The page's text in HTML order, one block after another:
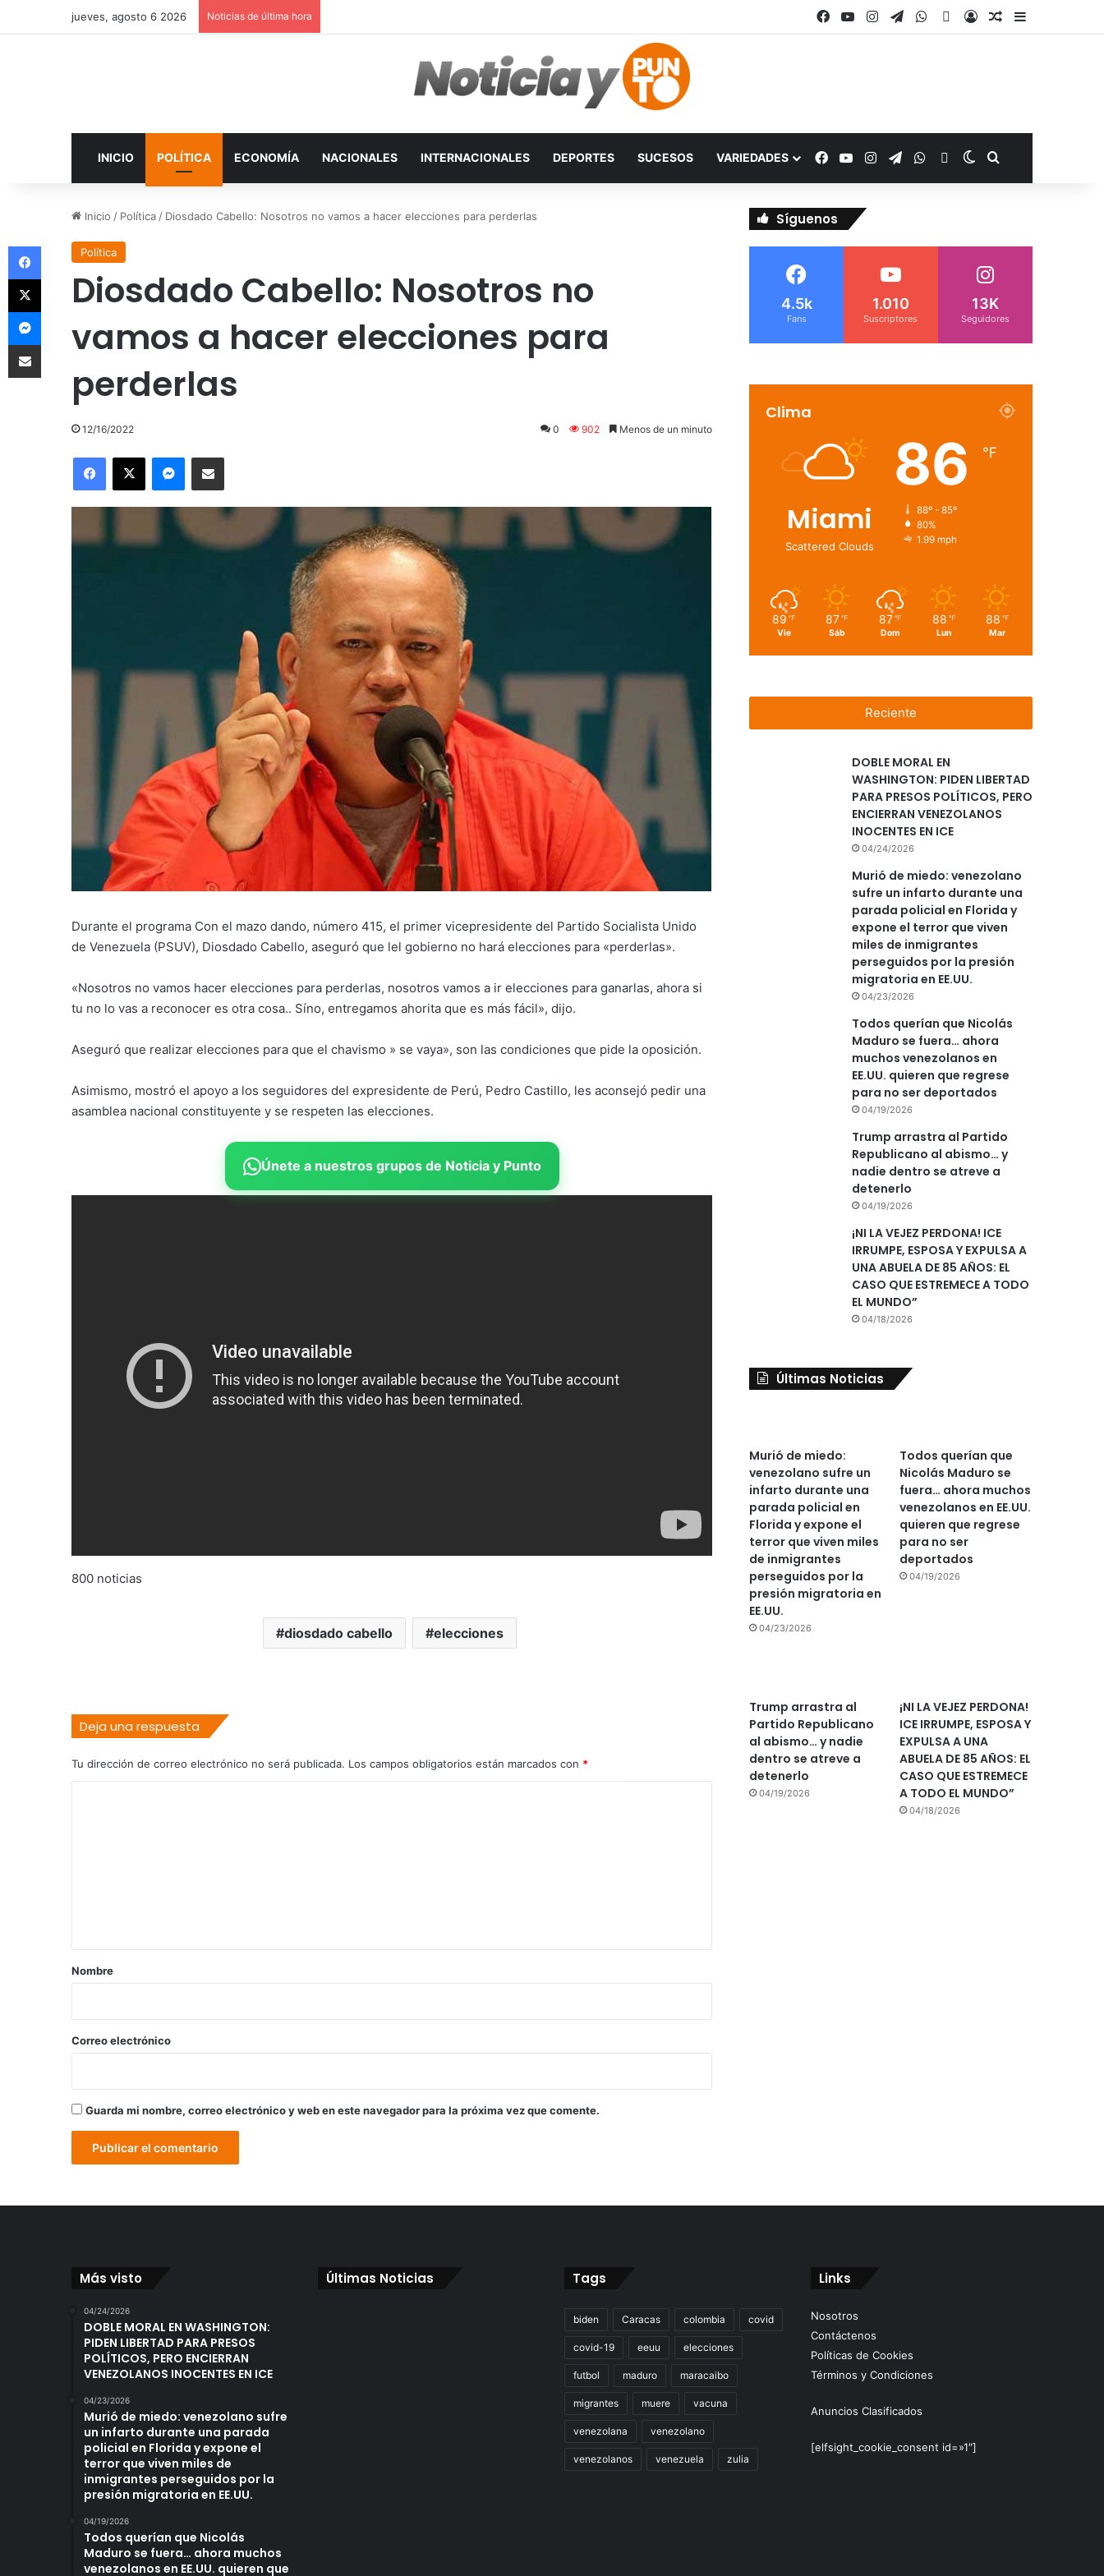
jueves, agosto 6 2026 Noticias de última hora Facebook
YouTubeInstagram
TelegramWhatsApp
Google Noticias
AccesoPublicación al
Barra lateral
INICIO POLÍTICA ECONOMÍA NACIONALES INTERNACIONALES DEPORTES SUCESOS VARIEDADES Facebook
YouTubeInstagram
TelegramWhatsAppGoogle Noticias
Switch skin
Inicio / Política / Diosdado Cabello: Nosotros no vamos a hacer elecciones para perderlas
Política
Diosdado Cabello: Nosotros no
vamos a hacer elecciones para
perderlas
12/16/2022 0 902 Menos de un minuto
Facebook
X MessengerCompartir por correo electrónico
Durante el programa Con el mazo dando, número 415, el primer vicepresidente del Partido Socialista Unido
de Venezuela (PSUV), Diosdado Cabello, aseguró que lel gobierno no hará elecciones para «perderlas».
«Nosotros no vamos hacer elecciones para perderlas, nosotros vamos a ir elecciones para ganarlas, ahora si
tu no lo vas a reconocer es otra cosa.. Síno, entregamos ahorita que es más fácil», dijo.
Aseguró que realizar elecciones para que el chavismo » se vaya», son las condiciones que pide la oposición.
Asimismo, mostró el apoyo a los seguidores del expresidente de Perú, Pedro Castillo, les aconsejó pedir una
asamblea nacional constituyente y se respeten las elecciones.
Únete a nuestros grupos de Noticia y Punto
800 noticias
diosdado cabello elecciones
Deja una respuesta
Tu dirección de correo electrónico no será publicada. Los campos obligatorios están marcados con *
r
*
Nombre
Correo electrónico
Guarda mi nombre, correo electrónico y web en este navegador para la próxima vez que comente.
Síguenos
4.5k
Fans
1.010
Suscriptores
13K
Seguidores
Clima
Miami
Scattered Clouds
86 ℉
88º - 85º
80%
1.99 mph
89 ℉
Vie
87 ℉
Sáb
87 ℉
Dom
88 ℉
Lun
88 ℉
Mar
Reciente
DOBLE MORAL EN
WASHINGTON: PIDEN LIBERTAD
PARA PRESOS POLÍTICOS, PERO
ENCIERRAN VENEZOLANOS
INOCENTES EN ICE
04/24/2026
Murió de miedo: venezolano
sufre un infarto durante una
parada policial en Florida y
expone el terror que viven
miles de inmigrantes
perseguidos por la presión
migratoria en EE.UU.
04/23/2026
Todos querían que Nicolás
Maduro se fuera… ahora
muchos venezolanos en
EE.UU. quieren que regrese
para no ser deportados
04/19/2026
Trump arrastra al Partido
Republicano al abismo… y
nadie dentro se atreve a
detenerlo
04/19/2026
¡NI LA VEJEZ PERDONA! ICE
IRRUMPE, ESPOSA Y EXPULSA A
UNA ABUELA DE 85 AÑOS: EL
CASO QUE ESTREMECE A TODO
EL MUNDO”
04/18/2026
Últimas Noticias
Murió de miedo:
venezolano sufre un
infarto durante una
parada policial en
Florida y expone el
terror que viven miles
de inmigrantes
perseguidos por la
presión migratoria en
EE.UU.
04/23/2026
Todos querían que
Nicolás Maduro se
fuera… ahora muchos
venezolanos en EE.UU.
quieren que regrese
para no ser
deportados
04/19/2026
Trump arrastra al
Partido Republicano
al abismo… y nadie
dentro se atreve a
detenerlo
04/19/2026
¡NI LA VEJEZ PERDONA!
ICE IRRUMPE, ESPOSA Y
EXPULSA A UNA
ABUELA DE 85 AÑOS: EL
CASO QUE ESTREMECE
A TODO EL MUNDO”
04/18/2026
Más visto
04/24/2026
DOBLE MORAL EN WASHINGTON:
PIDEN LIBERTAD PARA PRESOS
POLÍTICOS, PERO ENCIERRAN
VENEZOLANOS INOCENTES EN ICE
04/23/2026
Murió de miedo: venezolano sufre
un infarto durante una parada
policial en Florida y expone el
terror que viven miles de
inmigrantes perseguidos por la
presión migratoria en EE.UU.
04/19/2026
Todos querían que Nicolás
Maduro se fuera… ahora muchos
venezolanos en EE.UU. quieren que
Últimas Noticias Tags
biden Caracas colombia covid
covid-19 eeuu elecciones
futbol maduro maracaibo
migrantes muere vacuna
venezolana venezolano
venezolanos venezuela zulia
Links
Nosotros
Contáctenos
Políticas de Cookies
Términos y Condiciones
Anuncios Clasificados
[elfsight_cookie_consent id=»1″]
Facebook
X
Messenger
Compartir por correo electrónico